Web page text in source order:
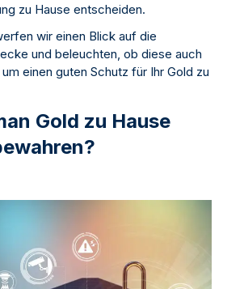
zu Hause entscheiden.
wir einen Blick auf die
und beleuchten, ob diese auch
einen guten Schutz für Ihr Gold zu
Gold zu Hause